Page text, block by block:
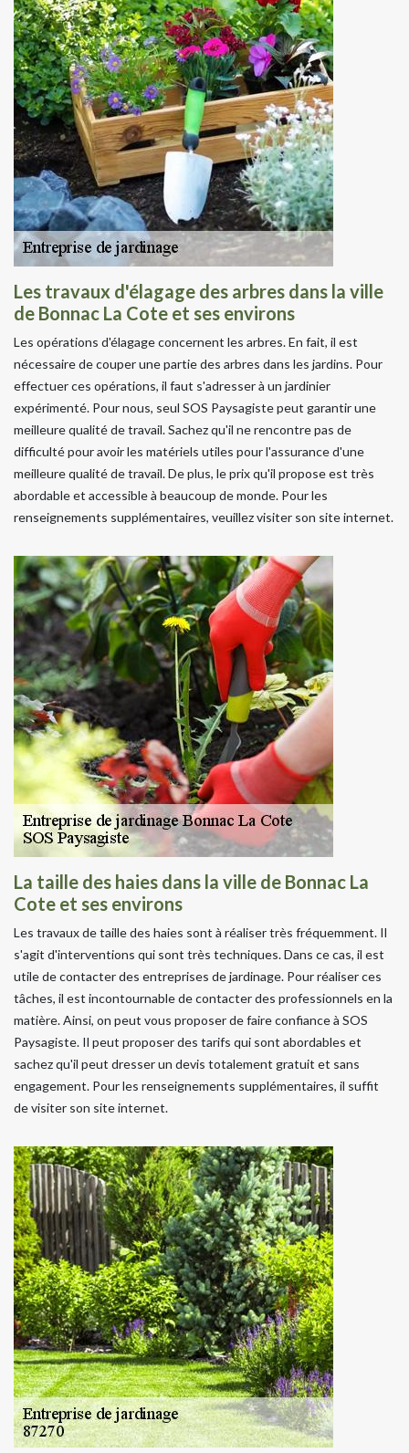
Les travaux d'élagage des arbres dans la ville
de Bonnac La Cote et ses environs
Les opérations d'élagage concernent les arbres. En fait, il est
nécessaire de couper une partie des arbres dans les jardins. Pour
effectuer ces opérations, il faut s'adresser à un jardinier
expérimenté. Pour nous, seul SOS Paysagiste peut garantir une
meilleure qualité de travail. Sachez qu'il ne rencontre pas de
difficulté pour avoir les matériels utiles pour l'assurance d'une
meilleure qualité de travail. De plus, le prix qu'il propose est très
abordable et accessible à beaucoup de monde. Pour les
renseignements supplémentaires, veuillez visiter son site internet.
La taille des haies dans la ville de Bonnac La
Cote et ses environs
Les travaux de taille des haies sont à réaliser très fréquemment. Il
s'agit d'interventions qui sont très techniques. Dans ce cas, il est
utile de contacter des entreprises de jardinage. Pour réaliser ces
tâches, il est incontournable de contacter des professionnels en la
matière. Ainsi, on peut vous proposer de faire confiance à SOS
Paysagiste. Il peut proposer des tarifs qui sont abordables et
sachez qu'il peut dresser un devis totalement gratuit et sans
engagement. Pour les renseignements supplémentaires, il suffit
de visiter son site internet.